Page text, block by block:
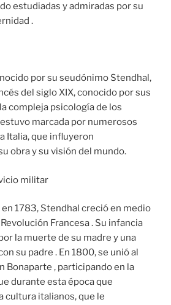
estudiadas y admiradas por su
.
por su seudónimo Stendhal,
del siglo XIX, conocido por sus
compleja psicología de los
marcada por numerosos
Italia, que influyeron
obra y su visión del mundo.
militar
1783, Stendhal creció en medio
Francesa . Su infancia
la muerte de su madre y una
su padre . En 1800, se unió al
Bonaparte , participando en la
durante esta época que
cultura italianos, que le